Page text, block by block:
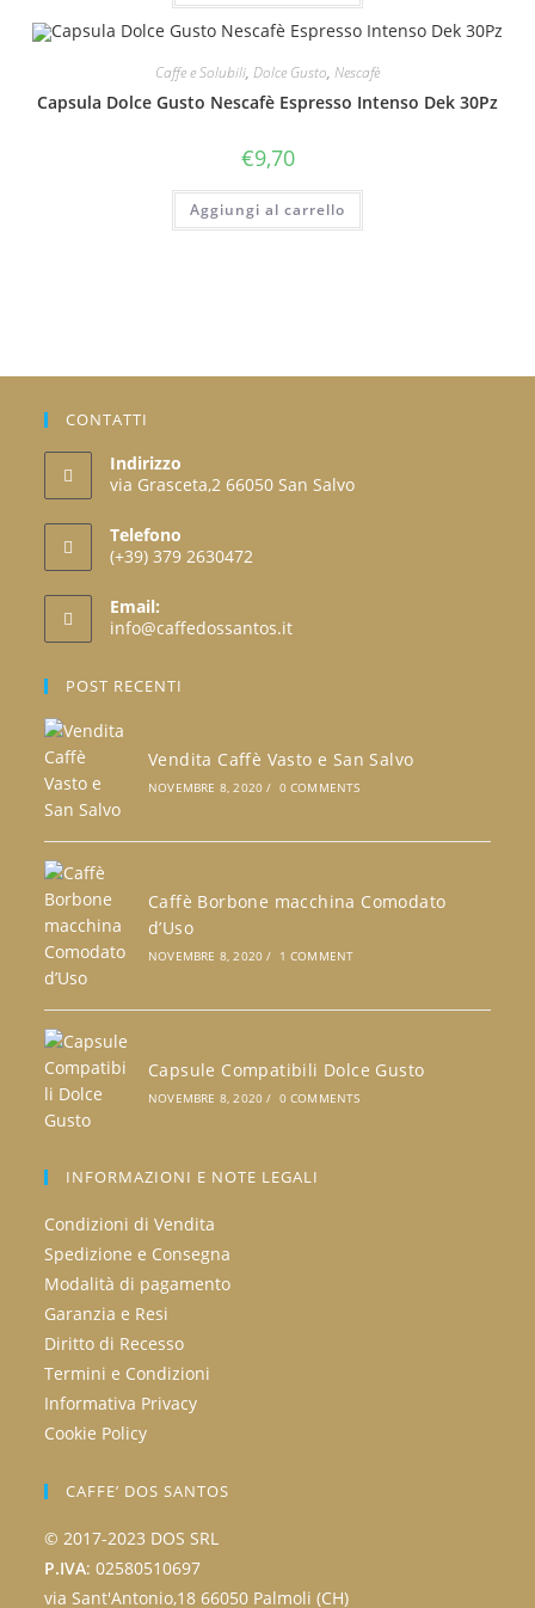
Caffe e Solubili, Dolce Gusto, Nescafè
Capsula Dolce Gusto Nescafè Espresso Intenso Dek 30Pz
€9,70
Aggiungi al carrello
CONTATTI
Indirizzo
via Grasceta,2 66050 San Salvo
Telefono
(+39) 379 2630472
in
your
Email:
info@caffedossantos.itOpens
POST RECENTI
Vendita Caffè Vasto e San Salvo
NOVEMBRE 8, 2020 / 0 COMMENTS
Caffè Borbone macchina Comodato
d’Uso
NOVEMBRE 8, 2020 / 1 COMMENT
Capsule Compatibili Dolce Gusto
NOVEMBRE 8, 2020 / 0 COMMENTS
INFORMAZIONI E NOTE LEGALI
Condizioni di Vendita
Spedizione e Consegna
Modalità di pagamento
Garanzia e Resi
Diritto di Recesso
Termini e Condizioni
Informativa Privacy
Cookie Policy
CAFFE’ DOS SANTOS
© 2017-2023 DOS SRL
P.IVA: 02580510697
via Sant'Antonio,18 66050 Palmoli (CH)